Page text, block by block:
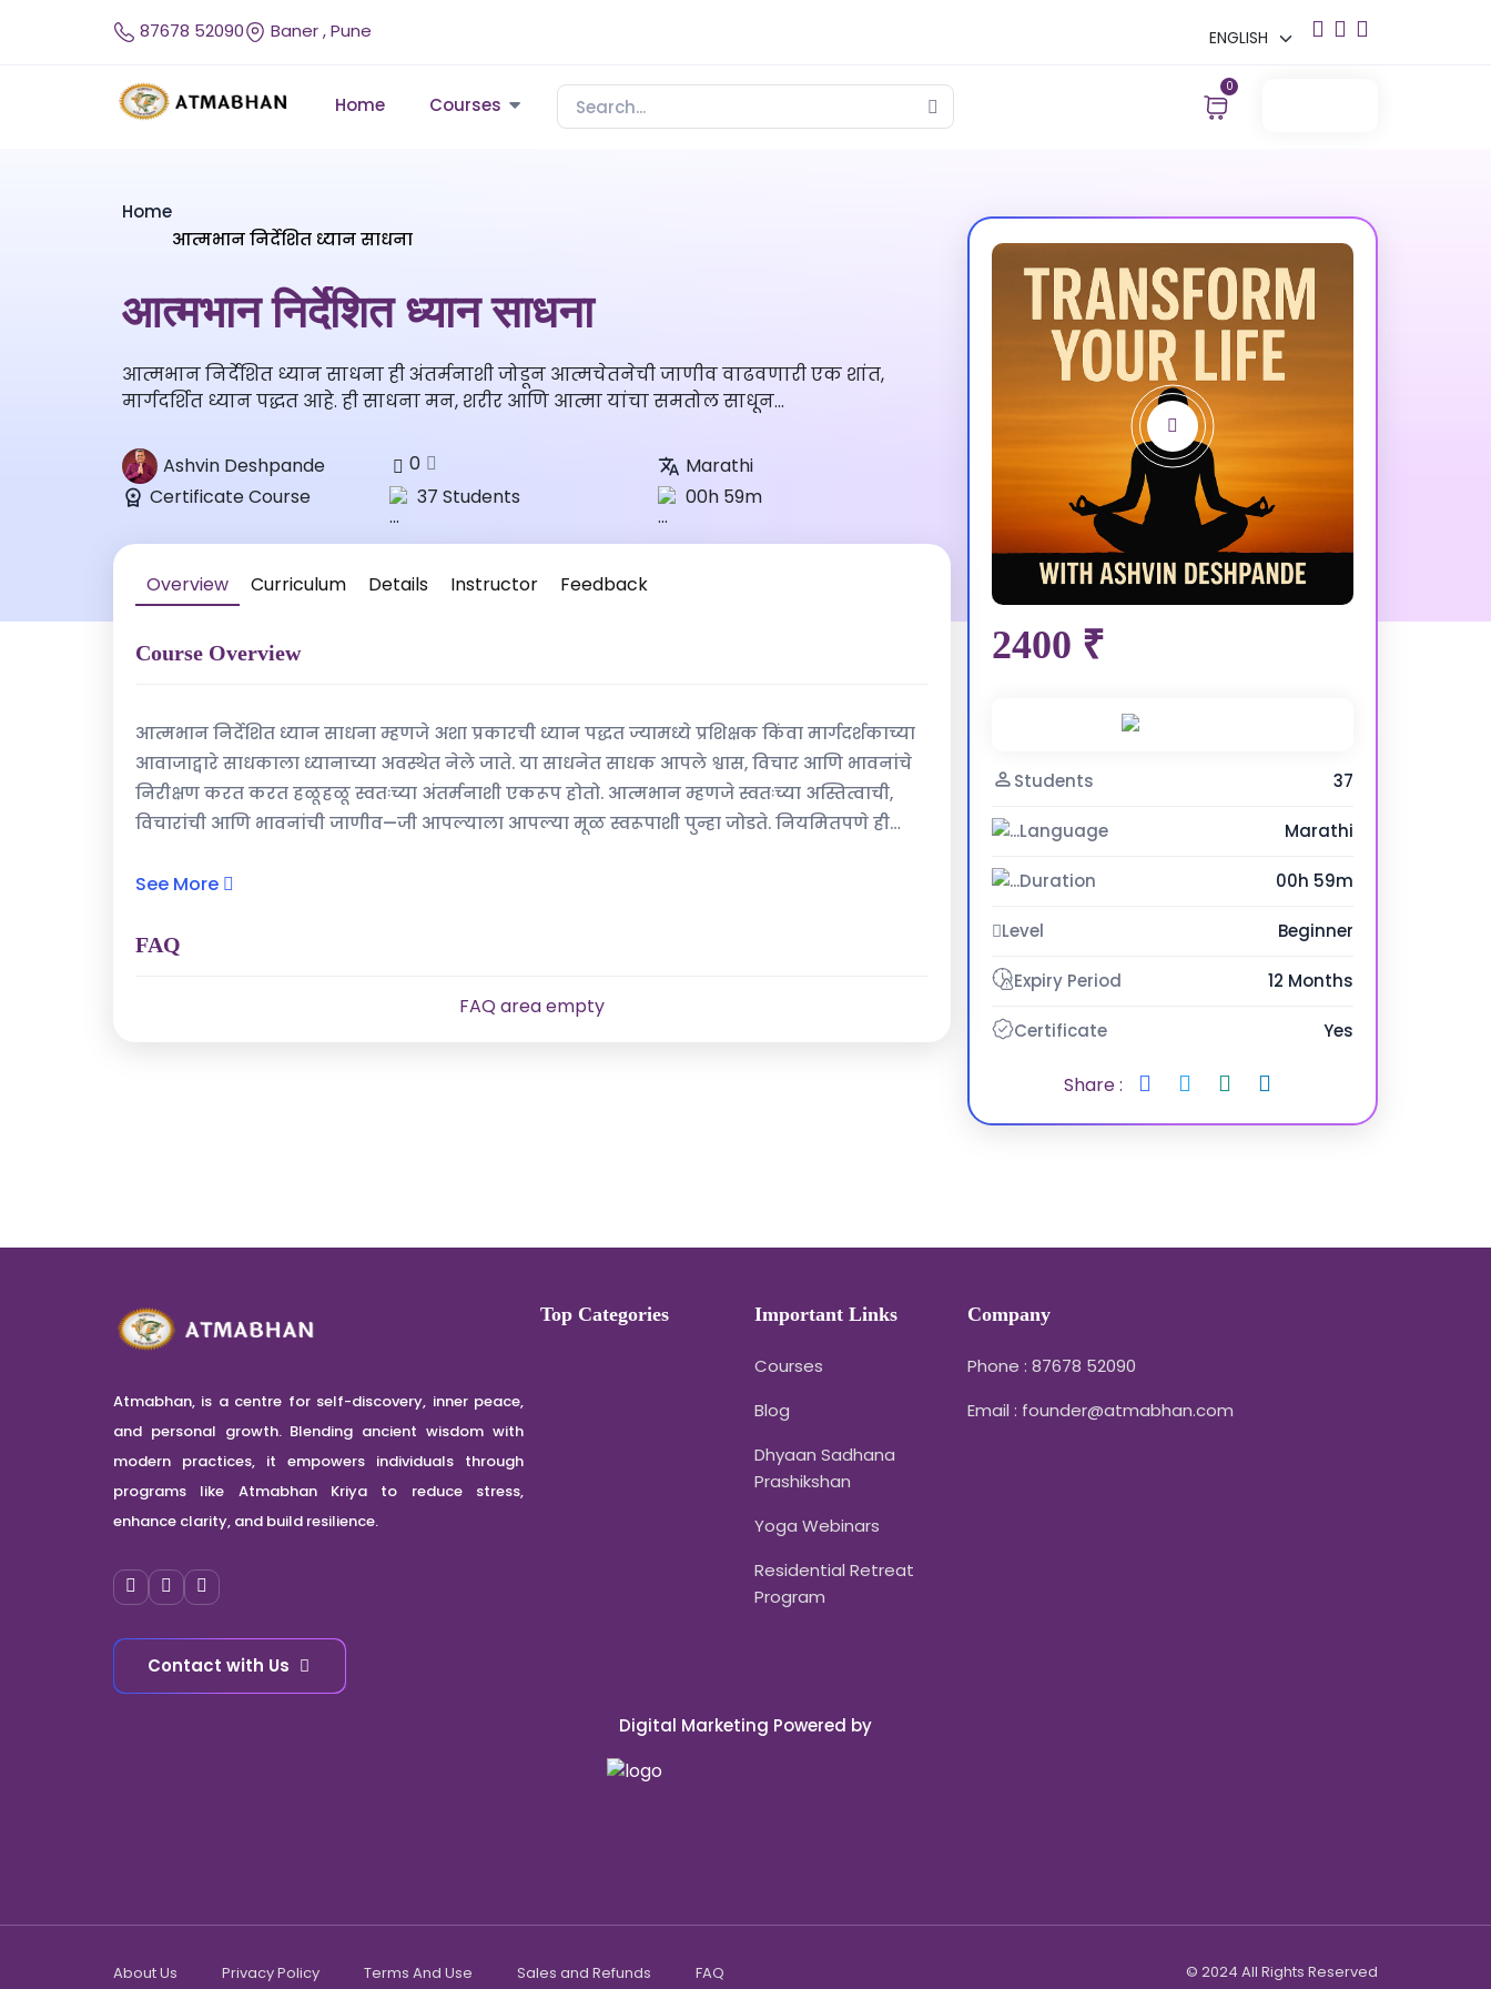
87678 52090 Baner , Pune
Home Courses
0
Home
आत्मभान निर्देशित ध्यान साधना
आत्मभान निर्देशित ध्यान साधना
आत्मभान निर्देशित ध्यान साधना ही अंतर्मनाशी जोडून आत्मचेतनेची जाणीव वाढवणारी एक शांत,
मार्गदर्शित ध्यान पद्धत आहे. ही साधना मन, शरीर आणि आत्मा यांचा समतोल साधून...
Ashvin Deshpande 0
Marathi
Certificate Course
37 Students 00h 59m
Overview Curriculum Details Instructor Feedback
Course Overview
आत्मभान निर्देशित ध्यान साधना म्हणजे अशा प्रकारची ध्यान पद्धत ज्यामध्ये प्रशिक्षक किंवा मार्गदर्शकाच्या
आवाजाद्वारे साधकाला ध्यानाच्या अवस्थेत नेले जाते. या साधनेत साधक आपले श्वास, विचार आणि भावनांचे
निरीक्षण करत करत हळूहळू स्वतःच्या अंतर्मनाशी एकरूप होतो. आत्मभान म्हणजे स्वतःच्या अस्तित्वाची,
विचारांची आणि भावनांची जाणीव—जी आपल्याला आपल्या मूळ स्वरूपाशी पुन्हा जोडते. नियमितपणे ही
अनुभूती येते. ही साधना शांत वातावरणात, स्थिर आसनात आणि खुल्या मनाने केल्यास सर्वाधिक
See More
FAQ
FAQ area empty
2400 ₹
Students 37
Language Marathi
Duration 00h 59m
Level Beginner
Expiry Period 12 Months
Certificate Yes
Share :
Atmabhan, is a centre for self-discovery, inner peace,
and personal growth. Blending ancient wisdom with
modern practices, it empowers individuals through
programs like Atmabhan Kriya to reduce stress,
enhance clarity, and build resilience.
Contact with Us
Top Categories Important Links
Courses
Blog
Dhyaan Sadhana
Prashikshan
Yoga Webinars
Residential Retreat
Program
Company
Phone : 87678 52090
Email : founder@atmabhan.com
Digital Marketing Powered by
About Us Privacy Policy Terms And Use Sales and Refunds FAQ © 2024 All Rights Reserved